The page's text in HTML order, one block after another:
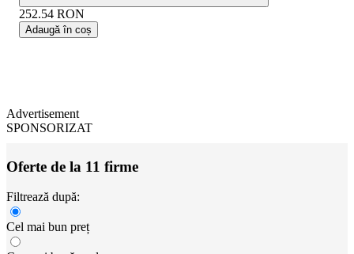
252.54 RON
Adaugă în coș
Advertisement
SPONSORIZAT
Oferte de la 11 firme
Filtrează după:
Cel mai bun preț